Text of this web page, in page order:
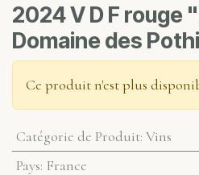
2024 V D F rouge
Domaine des
Ce produit n'est plus
Catégorie de Produit: Vins
Pays: France